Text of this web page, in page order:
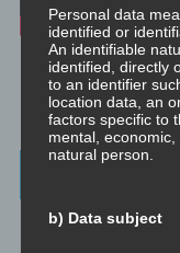
Christoph –
Personal data
identified or
An identifiable
identified, directly
to an identifier
location data, an
factors specific to
mental,
natural person.
b) Data subject